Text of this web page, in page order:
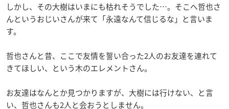
しかし、その大樹はいまにも枯れそうでした…。そこへ哲也さ
んというおじいさんが来て「永遠なんて信じるな」と言いま
す。
哲也さんと昔、ここで友情を誓い合った2人のお友達を連れて
きてほしい、という木のエレメントさん。
お友達はなんとか見つかりますが、大樹には行けない、と言
い、哲也さんも2人と会おうとしません。